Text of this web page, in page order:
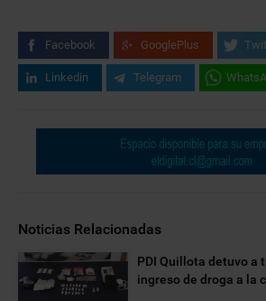
Facebook GooglePlus
Linkedin Telegram
Noticias Relacionadas
PDI Quillota detuvo a
ingreso de droga a la